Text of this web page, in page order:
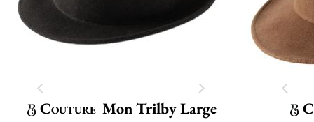
Couture Mon Trilby Large